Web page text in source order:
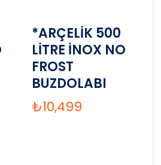
*ARÇELİK 500
LİTRE İNOX NO
FROST
BUZDOLABI
₺10,499